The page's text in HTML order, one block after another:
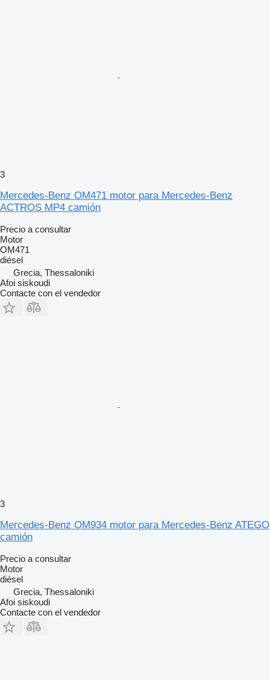
3
Mercedes-Benz OM471 motor para Mercedes-Benz
ACTROS MP4 camión
Precio a consultar
Motor
OM471
diésel
Grecia, Thessaloniki
Afoi siskoudi
Contacte con el vendedor
3
Mercedes-Benz OM934 motor para Mercedes-Benz ATEGO
camión
Precio a consultar
Motor
diésel
Grecia, Thessaloniki
Afoi siskoudi
Contacte con el vendedor